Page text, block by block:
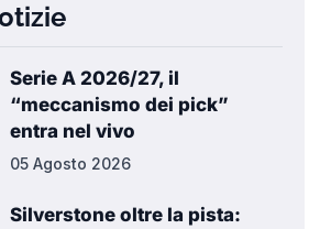
Serie A 2026/27, il
“meccanismo dei pick”
entra nel vivo
05 Agosto 2026
Silverstone oltre la pista: